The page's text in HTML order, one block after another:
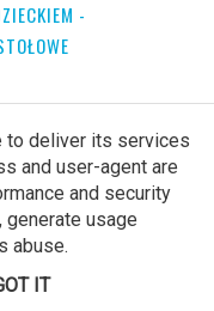
-
- WYPOCZYNEK Z
STYLU
JABŁONKI -
to deliver its services
and user-agent are
and security
usage
abuse.
IT